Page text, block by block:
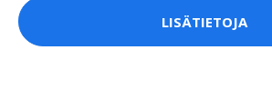
LISÄTIETOJA